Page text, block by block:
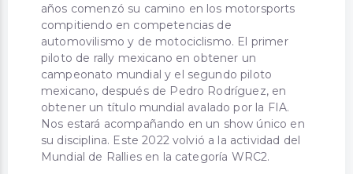
años comenzó su camino en los motorsports
compitiendo en competencias de
automovilismo y de motociclismo. El primer
piloto de rally mexicano en obtener un
campeonato mundial y el segundo piloto
mexicano, después de Pedro Rodríguez, en
obtener un título mundial avalado por la FIA.
Nos estará acompañando en un show único en
su disciplina. Este 2022 volvió a la actividad del
Mundial de Rallies en la categoría WRC2.